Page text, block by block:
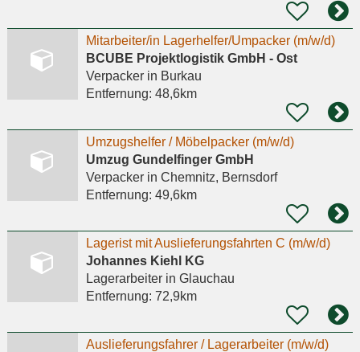
Mitarbeiter/in Lagerhelfer/Umpacker (m/w/d)
BCUBE Projektlogistik GmbH - Ost
Verpackerin Burkau
Entfernung: 48,6km
Umzugshelfer / Möbelpacker (m/w/d)
Umzug Gundelfinger GmbH
Verpackerin Chemnitz, Bernsdorf
Entfernung: 49,6km
Lagerist mit Auslieferungsfahrten C (m/w/d)
Johannes Kiehl KG
Lagerarbeiterin Glauchau
Entfernung: 72,9km
Auslieferungsfahrer / Lagerarbeiter (m/w/d)